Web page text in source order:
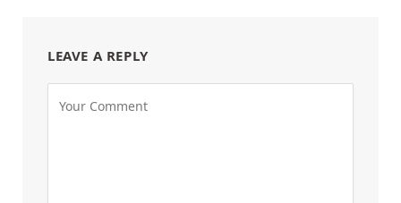
LEAVE A REPLY